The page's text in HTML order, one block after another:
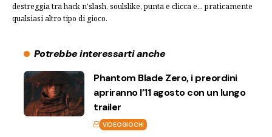
destreggia tra hack n'slash, soulslike, punta e clicca e... praticamente
qualsiasi altro tipo di gioco.
Potrebbe interessarti anche
Phantom Blade Zero, i preordini
apriranno l’11 agosto con un lungo
trailer
VIDEOGIOCHI